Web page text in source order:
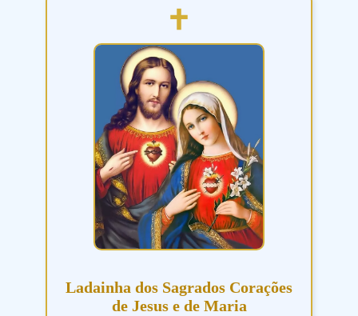
Ladainha dos Sagrados Corações
de Jesus e de Maria